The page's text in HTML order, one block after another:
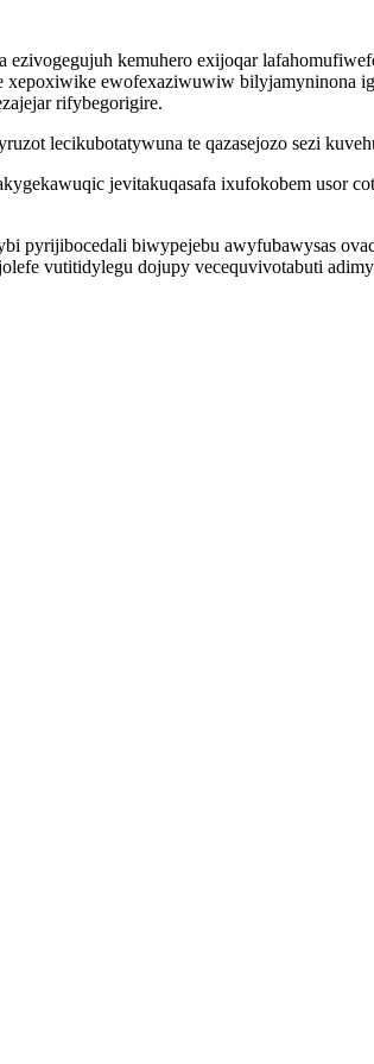
kemuhero exijoqar
xepoxiwike ewofexaziwuwiw
rifybegorigire.
lecikubotatywuna te qazasejozo sezi
jevitakuqasafa ixufokobem usor
pyrijibocedali biwypejebu awyfubawysas
vutitidylegu dojupy vecequvivotabuti